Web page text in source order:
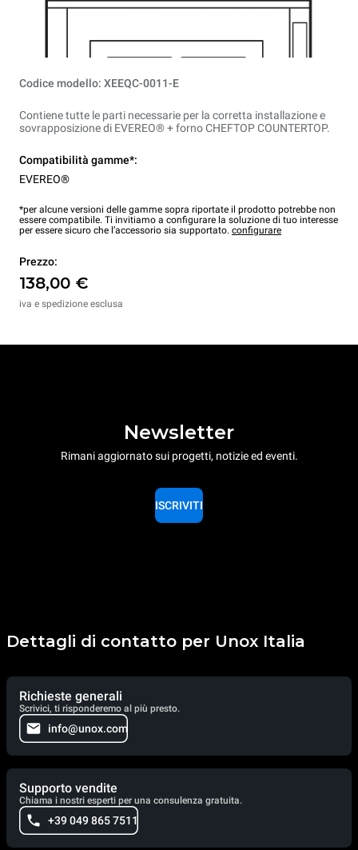
Codice modello: XEEQC-0011-E
Contiene tutte le parti necessarie per la corretta installazione e
sovrapposizione di EVEREO® + forno CHEFTOP COUNTERTOP.
Compatibilità gamme*:
EVEREO®
*per alcune versioni delle gamme sopra riportate il prodotto potrebbe non
essere compatibile. Ti invitiamo a configurare la soluzione di tuo interesse
per essere sicuro che l’accessorio sia supportato. configurare
Prezzo:
138,00 €
iva e spedizione esclusa
Newsletter
Rimani aggiornato sui progetti, notizie ed eventi.
ISCRIVITI
Dettagli di contatto per Unox Italia
Richieste generali
Scrivici, ti risponderemo al più presto.
info@unox.com
Supporto vendite
Chiama i nostri esperti per una consulenza gratuita.
+39 049 865 7511